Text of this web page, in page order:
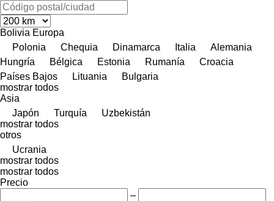
Bolivia Europa
Polonia
Chequia Dinamarca Italia
Alemania
Hungría
Bélgica Estonia Rumanía
Croacia
Países Bajos
Lituania
Bulgaria
mostrar todos
Asia
Japón
Turquía
Uzbekistán
mostrar todos
otros
Ucrania
mostrar todos
mostrar todos
Precio
–